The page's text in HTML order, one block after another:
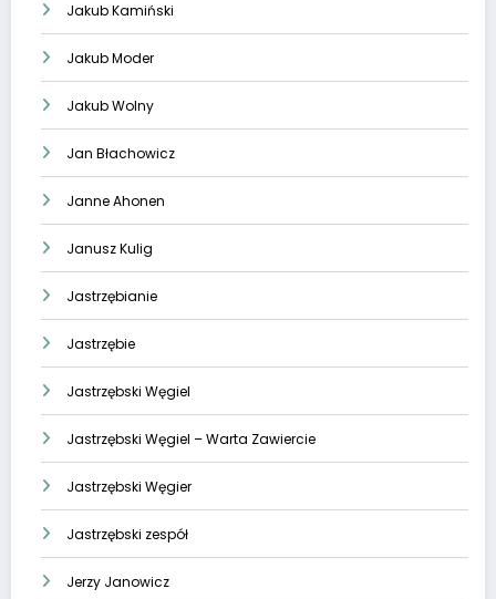
Jakub Kamiński
Jakub Moder
Jakub Wolny
Jan Błachowicz
Janne Ahonen
Janusz Kulig
Jastrzębianie
Jastrzębie
Jastrzębski Węgiel
Jastrzębski Węgiel – Warta Zawiercie
Jastrzębski Węgier
Jastrzębski zespół
Jerzy Janowicz